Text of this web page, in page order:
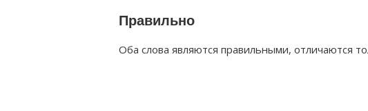
Правильно
Оба слова являются правильными, отличаются